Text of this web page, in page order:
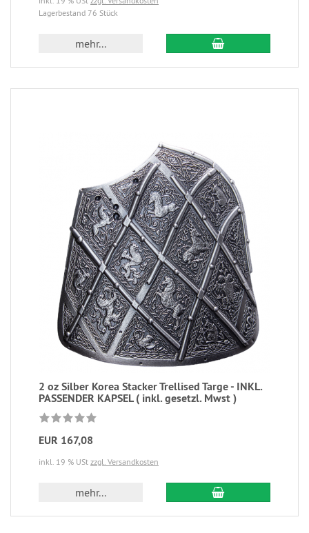
Lagerbestand 76 Stück
mehr...
2 oz Silber Korea Stacker Trellised Targe - INKL.
PASSENDER KAPSEL ( inkl. gesetzl. Mwst )
EUR 167,08
inkl. 19 % USt zzgl. Versandkosten
mehr...